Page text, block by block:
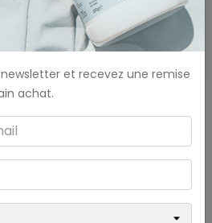
et recevez une remise
achat.